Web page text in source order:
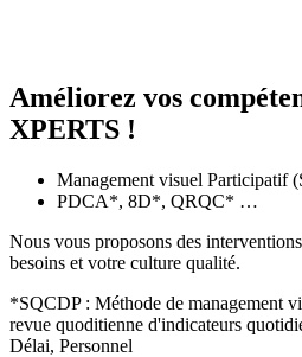
Améliorez vos
XPERTS !
Management visuel Participatif
PDCA*, 8D*, QRQC* …
Nous vous proposons des
besoins et votre culture qualité.
*SQCDP : Méthode de management
revue quoditienne d'indicateurs
Délai, Personnel